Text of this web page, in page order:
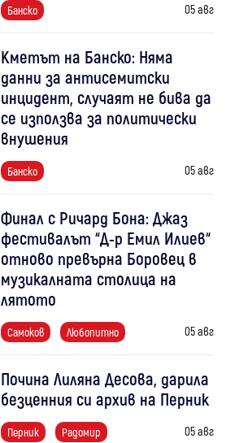
Банско 05 авг
Кметът на Банско: Няма
данни за антисемитски
инцидент, случаят не бива да
се използва за политически
внушения
Банско 05 авг
Финал с Ричард Бона: Джаз
фестивалът “Д-р Емил Илиев“
отново превърна Боровец в
музикалната столица на
лятото
Самоков Любопитно 05 авг
Почина Лиляна Десова, дарила
безценния си архив на Перник
Перник Радомир 05 авг